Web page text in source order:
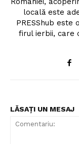
locală este
PRESShub
firul ierbii, care
LĂSAȚI UN MESAJ